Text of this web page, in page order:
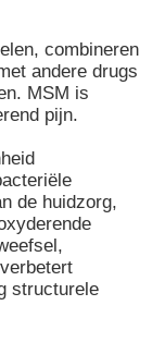
combineren
andere drugs
MSM is
pijn.
de huidzorg,
structurele